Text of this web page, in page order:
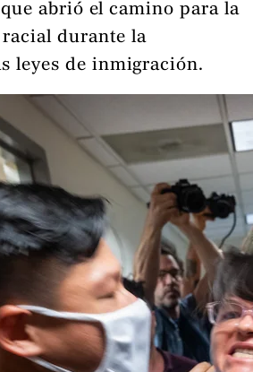
abrió el camino para la
durante la
leyes de inmigración.